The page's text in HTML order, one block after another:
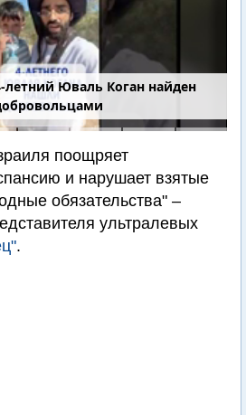
летний Юваль Коган найден
поощряет
и нарушает взятые
обязательства" –
ультралевых
.